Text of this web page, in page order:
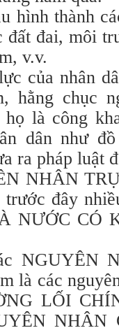
hình thành
đai, môi
v.v.
của nhân
hằng chục
họ là công
dân như
ra pháp luật
NHÂN
trước đây
NƯỚC CÓ
NGUYÊN
là các
LỐI
NHÂN